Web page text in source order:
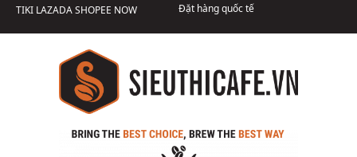
TIKI LAZADASHOPEE NOW
Đặt hàng quốc tế